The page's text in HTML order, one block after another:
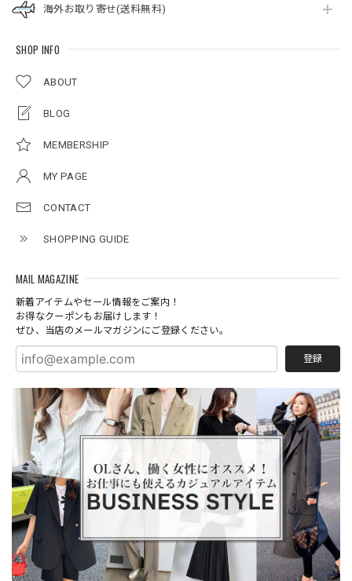
海外お取り寄せ(送料無料)
SHOP INFO
ABOUT
BLOG
MEMBERSHIP
MY PAGE
CONTACT
SHOPPING GUIDE
MAIL MAGAZINE
新着アイテムやセール情報をご案内！
お得なクーポンもお届けします！
ぜひ、当店のメールマガジンにご登録ください。
登録